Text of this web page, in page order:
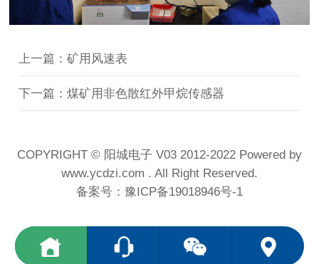
上一篇：矿用风速表
下一篇：煤矿用非色散红外甲烷传感器
COPYRIGHT © 阳城电子 V03 2012-2022 Powered by
www.ycdzi.com . All Right Reserved.
备案号： 豫ICP备19018946号-1